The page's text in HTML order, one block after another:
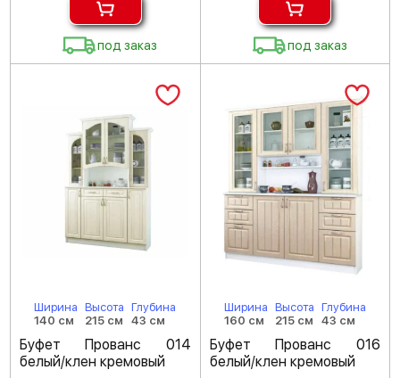
под заказ под заказ
Ширина
140 см
Высота
215 см
Глубина
43 см
Буфет Прованс 014
белый/клен кремовый
Ширина
160 см
Высота
215 см
Глубина
43 см
Буфет Прованс 016
белый/клен кремовый